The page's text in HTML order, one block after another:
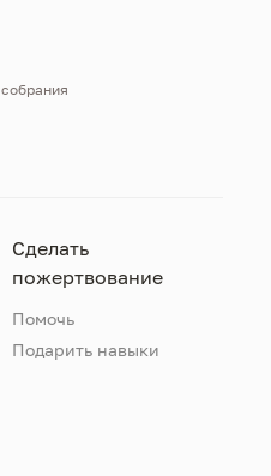
Сделать
пожертвование
Помочь
Подарить навыки